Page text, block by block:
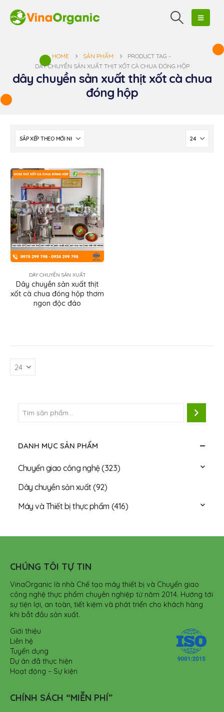
HOME SẢN PHẨM
PRODUCT TAG -
DÂY CHUYỀN SẢN XUẤT THỊT XỐT CÀ CHUA ĐÓNG HỘP
dây chuyền sản xuất thịt xốt cà chua
đóng hộp
DÂY CHUYỀN SẢN XUẤT
Dây chuyền sản xuất thịt
xốt cà chua đóng hộp thơm
ngon độc đáo
DANH MỤC SẢN PHẨM
Chuyển giao công nghệ(323)
Dây chuyền sản xuất(92)
Máy và Thiết bị thực phẩm (416)
CHÚNG TÔI TỰ TIN
VinaOrganic là nhà Chế tạo máy thiết bị và Chuyển giao
công nghệ thực phẩm chuyên nghiệp từ năm 2014. Hướng tới
sự tiện lợi, an toàn, tiết kiệm và phát triển cho khách hàng
khi bắt đầu sản xuất.
Giới thiệu
Liên hệ
Tuyển dụng
Dự án đã thực hiện
Hoạt động – Sự kiện
CHÍNH SÁCH “MIỄN PHÍ”